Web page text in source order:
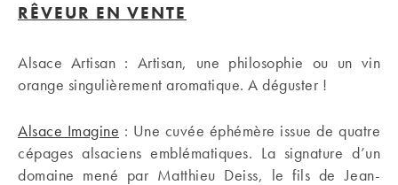
RÊVEUR EN VENTE
Alsace Artisan : Artisan, une philosophie ou un vin
orange singulièrement aromatique. A déguster !
Alsace Imagine : Une cuvée éphémère issue de quatre
cépages alsaciens emblématiques. La signature d’un
domaine mené par Matthieu Deiss, le fils de Jean-